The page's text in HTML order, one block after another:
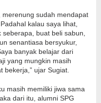
merenung sudah mendapat
kalau saya lihat,
buat beli sabun,
senantiasa bersyukur,
banyak belajar dari
yang mungkin masih
bekerja,” ujar Sugiat.
masih memiliki jiwa sama
dari itu, alumni SPG